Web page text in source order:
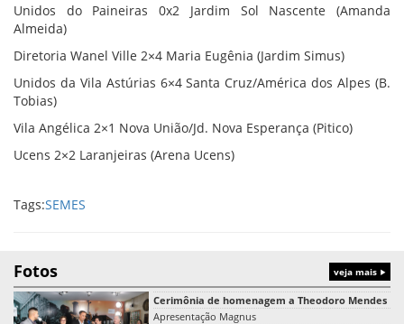
Unidos do Paineiras 0x2 Jardim Sol Nascente (Amanda
Almeida)
Diretoria Wanel Ville 2×4 Maria Eugênia (Jardim Simus)
Unidos da Vila Astúrias 6×4 Santa Cruz/América dos Alpes (B.
Tobias)
Vila Angélica 2×1 Nova União/Jd. Nova Esperança (Pitico)
Ucens 2×2 Laranjeiras (Arena Ucens)
Tags:SEMES
Fotos veja mais
Cerimônia de homenagem a Theodoro Mendes
Apresentação Magnus